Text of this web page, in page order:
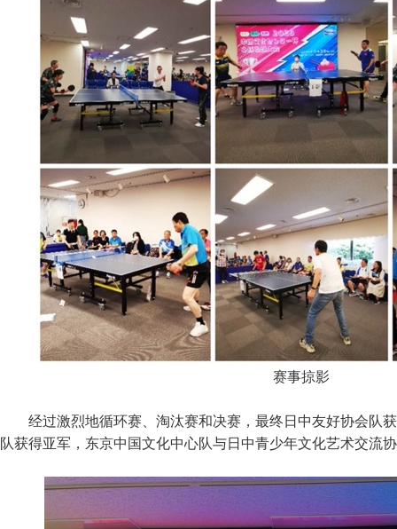
赛事掠影
经过激烈地循环赛、淘汰赛和决赛，最终日中友好协会队
队获得亚军，东京中国文化中心队与日中青少年文化艺术交流